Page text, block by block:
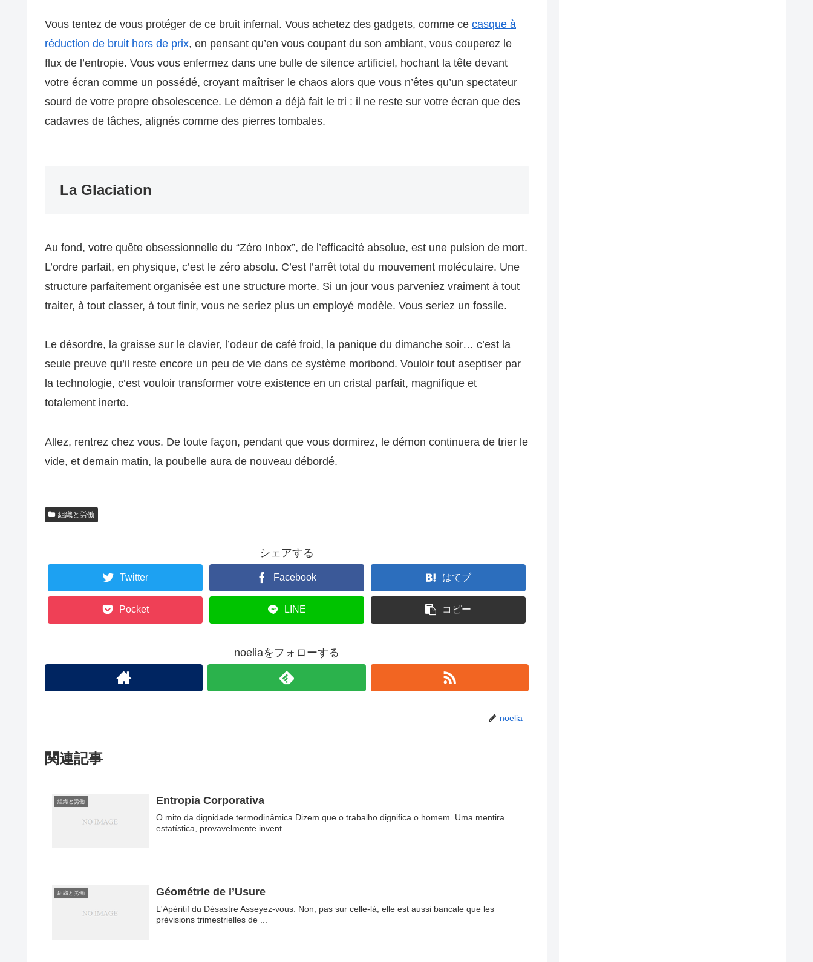
Vous tentez de vous protéger de ce bruit infernal. Vous achetez des gadgets, comme ce casque à
réduction de bruit hors de prix, en pensant qu’en vous coupant du son ambiant, vous couperez le
flux de l’entropie. Vous vous enfermez dans une bulle de silence artificiel, hochant la tête devant
votre écran comme un possédé, croyant maîtriser le chaos alors que vous n’êtes qu’un spectateur
sourd de votre propre obsolescence. Le démon a déjà fait le tri : il ne reste sur votre écran que des
cadavres de tâches, alignés comme des pierres tombales.
La Glaciation
Au fond, votre quête obsessionnelle du “Zéro Inbox”, de l’efficacité absolue, est une pulsion de mort.
L’ordre parfait, en physique, c’est le zéro absolu. C’est l’arrêt total du mouvement moléculaire. Une
structure parfaitement organisée est une structure morte. Si un jour vous parveniez vraiment à tout
traiter, à tout classer, à tout finir, vous ne seriez plus un employé modèle. Vous seriez un fossile.
Le désordre, la graisse sur le clavier, l’odeur de café froid, la panique du dimanche soir… c’est la
seule preuve qu’il reste encore un peu de vie dans ce système moribond. Vouloir tout aseptiser par
la technologie, c’est vouloir transformer votre existence en un cristal parfait, magnifique et
totalement inerte.
Allez, rentrez chez vous. De toute façon, pendant que vous dormirez, le démon continuera de trier le
vide, et demain matin, la poubelle aura de nouveau débordé.
組織と労働
シェアする
Twitter Facebook はてブ
Pocket LINE コピー
noeliaをフォローする
noelia
関連記事
組織と労働 Entropia Corporativa
O mito da dignidade termodinâmica Dizem que o trabalho dignifica o homem. Uma mentira
estatística, provavelmente invent...
組織と労働 Géométrie de l’Usure
L'Apéritif du Désastre Asseyez-vous. Non, pas sur celle-là, elle est aussi bancale que les
prévisions trimestrielles de ...